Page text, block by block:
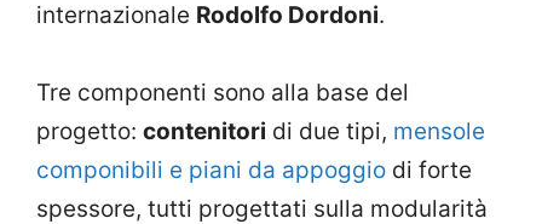
internazionale Rodolfo Dordoni.
Tre componenti sono alla base del
progetto: contenitori di due tipi, mensole
componibili e piani da appoggio di forte
spessore, tutti progettati sulla modularità